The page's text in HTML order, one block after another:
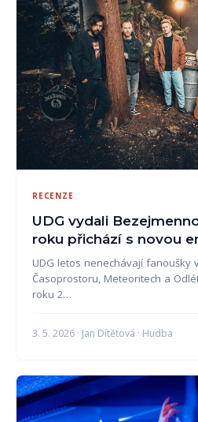
RECENZE
UDG vydali
roku přichází s novou
UDG letos nenechávají fanoušky
Časoprostoru, Meteoritech a
roku 2…
3. 5. 2026 · Jan Dítětová · Hudba